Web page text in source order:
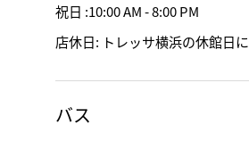
祝日 :10:00 AM - 8:00 PM
店休日: トレッサ横浜の休館日
バス